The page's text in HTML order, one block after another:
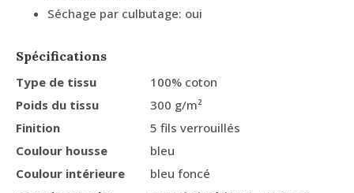
Séchage par culbutage: oui
Spécifications
Type de tissu
100% coton
Poids du tissu
300 g/m²
Finition
5 fils verrouillés
Coulour housse
bleu
Coulour intérieure
bleu foncé